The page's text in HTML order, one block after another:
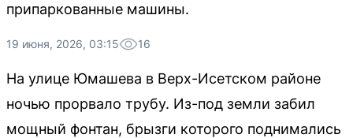
припаркованные машины.
19 июня, 2026, 03:15 16
На улице Юмашева в Верх-Исетском районе
ночью прорвало трубу. Из-под земли забил
мощный фонтан, брызги которого поднимались